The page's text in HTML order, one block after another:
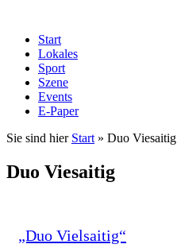
Start
Lokales
Sport
Szene
Events
E-Paper
Sie sind hier Start » Duo Viesaitig
Duo Viesaitig
„Duo Vielsaitig“